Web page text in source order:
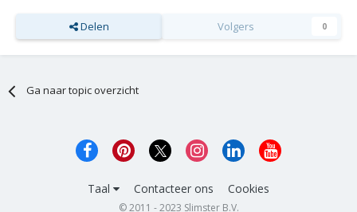
Delen Volgers 0
Ga naar topic overzicht
Taal Contacteer ons Cookies
© 2011 - 2023 Slimster B.V.